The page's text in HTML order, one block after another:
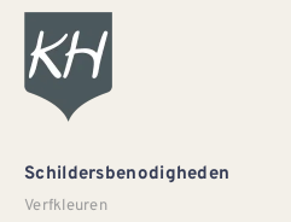
Schildersbenodigheden
Verfkleuren